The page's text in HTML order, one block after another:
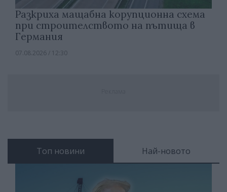
Разкриха мащабна корупционна схема
при строителството на пътища в
Германия
07.08.2026 / 12:30
Топ новини Най-новото